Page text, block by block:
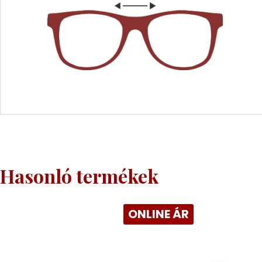
Hasonló termékek
ONLINE ÁR